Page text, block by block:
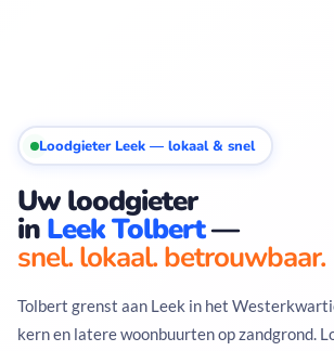
Loodgieter Leek — lokaal & snel
Uw loodgieter
in Leek Tolbert—
snel. lokaal. betrouwbaar.
Tolbert grenst aan Leek in het
kern en latere woonbuurten op zandgrond.